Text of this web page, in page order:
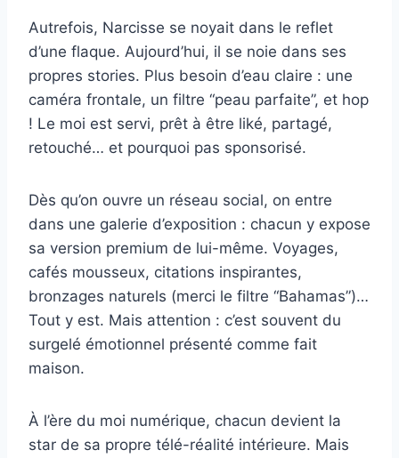
Autrefois, Narcisse se noyait dans le reflet
d’une flaque. Aujourd’hui, il se noie dans ses
propres stories. Plus besoin d’eau claire : une
caméra frontale, un filtre “peau parfaite”, et hop
! Le moi est servi, prêt à être liké, partagé,
retouché… et pourquoi pas sponsorisé.
Dès qu’on ouvre un réseau social, on entre
dans une galerie d’exposition : chacun y expose
sa version premium de lui-même. Voyages,
cafés mousseux, citations inspirantes,
bronzages naturels (merci le filtre “Bahamas”)…
Tout y est. Mais attention : c’est souvent du
surgelé émotionnel présenté comme fait
maison.
À l’ère du moi numérique, chacun devient la
star de sa propre télé-réalité intérieure. Mais